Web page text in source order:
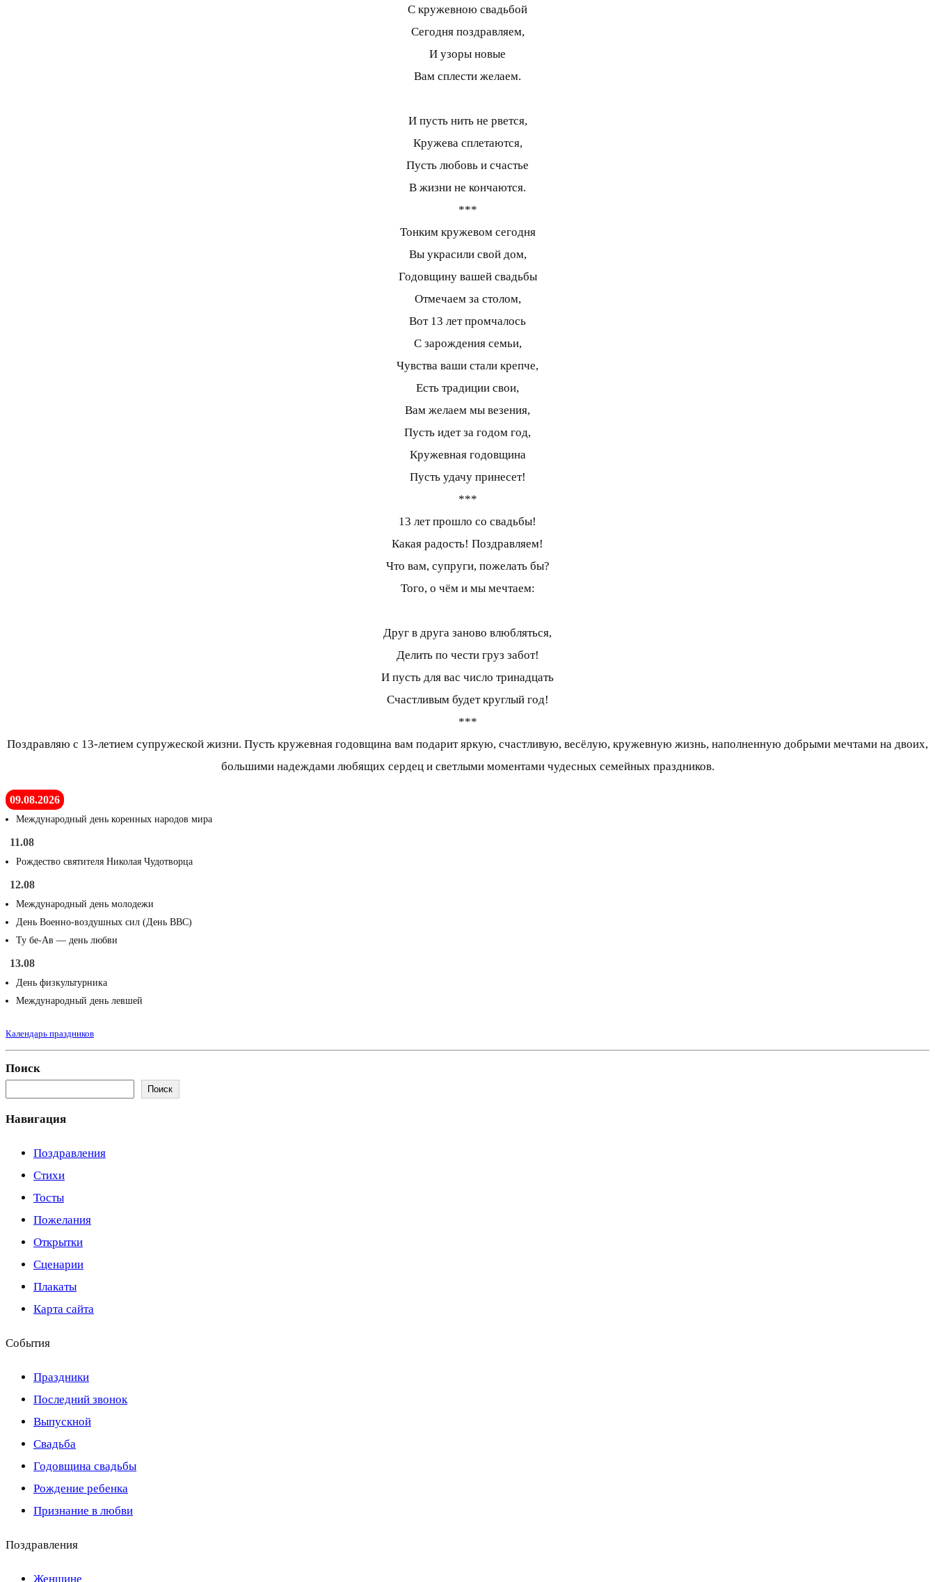
С кружевною свадьбой
Сегодня поздравляем,
И узоры новые
Вам сплести желаем.
И пусть нить не рвется,
Кружева сплетаются,
Пусть любовь и счастье
В жизни не кончаются.
***
Тонким кружевом сегодня
Вы украсили свой дом,
Годовщину вашей свадьбы
Отмечаем за столом,
Вот 13 лет промчалось
С зарождения семьи,
Чувства ваши стали крепче,
Есть традиции свои,
Вам желаем мы везения,
Пусть идет за годом год,
Кружевная годовщина
Пусть удачу принесет!
***
13 лет прошло со свадьбы!
Какая радость! Поздравляем!
Что вам, супруги, пожелать бы?
Того, о чём и мы мечтаем:
Друг в друга заново влюбляться,
Делить по чести груз забот!
И пусть для вас число тринадцать
Счастливым будет круглый год!
***
Поздравляю с 13-летием супружеской жизни. Пусть кружевная годовщина вам подарит яркую, счастливую, весёлую, кружевную жизнь, наполненную добрыми мечтами на двоих,
большими надеждами любящих сердец и светлыми моментами чудесных семейных праздников.
09.08.2026
Международный день коренных народов мира
11.08
Рождество святителя Николая Чудотворца
12.08
Международный день молодежи
День Военно-воздушных сил (День ВВС)
Ту бе-Ав — день любви
13.08
День физкультурника
Международный день левшей
Календарь праздников
Поиск
Поиск
Навигация
Поздравления
Стихи
Тосты
Пожелания
Открытки
Сценарии
Плакаты
Карта сайта
События
Праздники
Последний звонок
Выпускной
Свадьба
Годовщина свадьбы
Рождение ребенка
Признание в любви
Поздравления
Женщине